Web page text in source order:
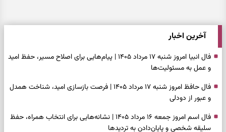
آخرین اخبار
فال انبیا امروز شنبه ۱۷ مرداد ۱۴۰۵ | پیام‌هایی برای اصلاح مسیر، حفظ امید
و عمل به مسئولیت‌ها
فال حافظ امروز شنبه ۱۷ مرداد ۱۴۰۵ | فرصت بازسازی امید، شناخت همدل
و عبور از دودلی
فال اسم امروز جمعه ۱۶ مرداد ۱۴۰۵ | نشانه‌هایی برای انتخاب همراه، حفظ
سلیقه شخصی و پایان‌دادن به تردیدها